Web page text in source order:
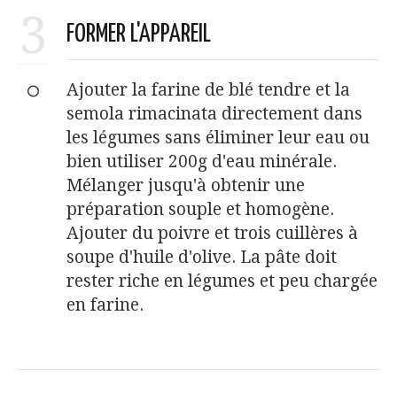
3 FORMER L'APPAREIL
Ajouter la farine de blé tendre et la
semola rimacinata directement dans
les légumes sans éliminer leur eau ou
bien utiliser 200g d'eau minérale.
Mélanger jusqu'à obtenir une
préparation souple et homogène.
Ajouter du poivre et trois cuillères à
soupe d'huile d'olive. La pâte doit
rester riche en légumes et peu chargée
en farine.